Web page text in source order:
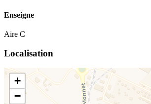
Enseigne
Aire C
Localisation
+
−